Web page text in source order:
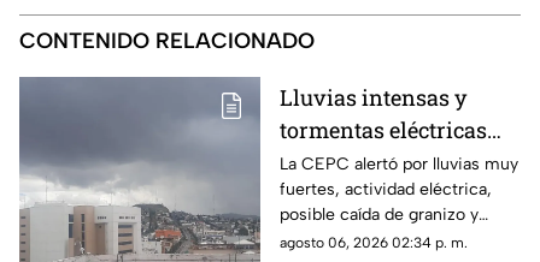
CONTENIDO RELACIONADO
Lluvias intensas y
tormentas eléctricas
golpearán a
Chihuahua; prevén
calor de hasta 40°C
La CEPC alertó por lluvias muy
fuertes, actividad eléctrica,
posible caída de granizo y
rachas de viento para este
agosto 06, 2026 02:34 p. m.